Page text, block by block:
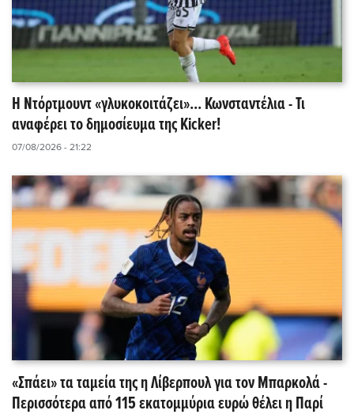
Η Ντόρτμουντ «γλυκοκοιτάζει»... Κωνσταντέλια - Τι
αναφέρει το δημοσίευμα της Kicker!
07/08/2026 - 21:22
«Σπάει» τα ταμεία της η Λίβερπουλ για τον Μπαρκολά -
Περισσότερα από 115 εκατομμύρια ευρώ θέλει η Παρί